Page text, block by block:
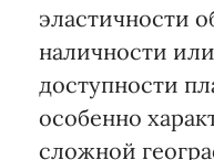
эластичности
наличности
доступности
особенно
сложной